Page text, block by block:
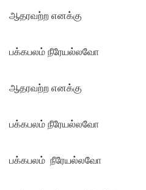
ஆதரவற்ற எனக்கு
பக்கபலம் நீரேயல்லவோ
ஆதரவற்ற எனக்கு
பக்கபலம் நீரேயல்லவோ
பக்கபலம் நீரேயல்லவோ